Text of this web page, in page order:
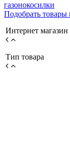
газонокосилки
Подобрать товары
Интернет магазин
Тип товара